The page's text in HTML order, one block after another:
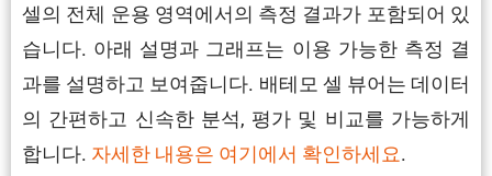
셀의 전체 운용 영역에서의 측정 결과가 포함되어 있
습니다. 아래 설명과 그래프는 이용 가능한 측정 결
과를 설명하고 보여줍니다. 배테모 셀 뷰어는 데이터
의 간편하고 신속한 분석, 평가 및 비교를 가능하게
합니다. 자세한 내용은 여기에서 확인하세요.